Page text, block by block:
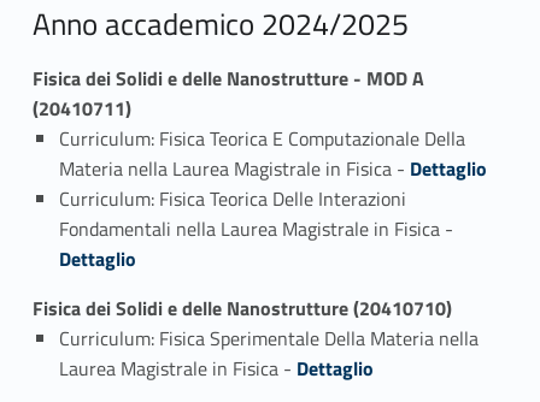
Anno accademico 2024/2025
Fisica dei Solidi e delle Nanostrutture - MOD A
(20410711)
Curriculum: Fisica Teorica E Computazionale Della
Materia nella Laurea Magistrale in Fisica - Link identifier #identifier_person_116757-1
Dettaglio
Curriculum: Fisica Teorica Delle Interazioni
Fondamentali nella Laurea Magistrale in Fisica -
Dettaglio
Fisica dei Solidi e delle Nanostrutture (20410710)
Curriculum: Fisica Sperimentale Della Materia nella
Laurea Magistrale in Fisica - Link identifier #identifier_person_152131-1
Dettaglio